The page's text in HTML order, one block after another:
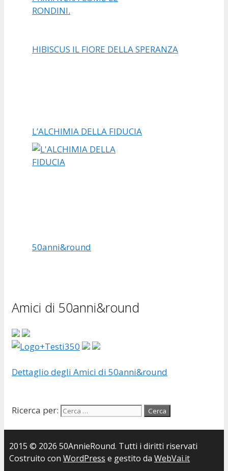
HIBISCUS IL FIORE DELLA SPERANZA
L’ALCHIMIA DELLA FIDUCIA
50anni&round
Amici di 50anni&round
Dettaglio degli Amici di 50anni&round
Ricerca per:
2015 © 2026 50AnnieRound. Tutti i diritti riservati
Costruito con WordPress e gestito da WebVai.it